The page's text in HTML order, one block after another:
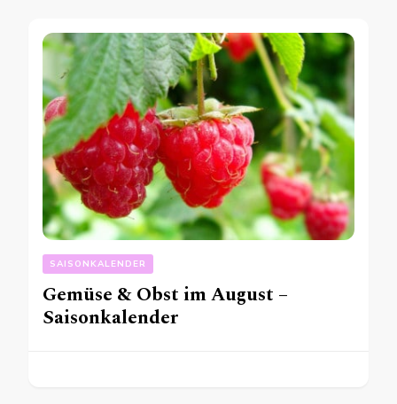
SAISONKALENDER
Gemüse & Obst im August –
Saisonkalender